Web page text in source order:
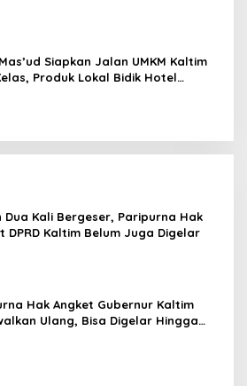
Siapkan Jalan UMKM Kaltim
Produk Lokal Bidik Hotel
Dua Kali Bergeser, Paripurna Hak
DPRD Kaltim Belum Juga Digelar
Hak Angket Gubernur Kaltim
Ulang, Bisa Digelar Hingga